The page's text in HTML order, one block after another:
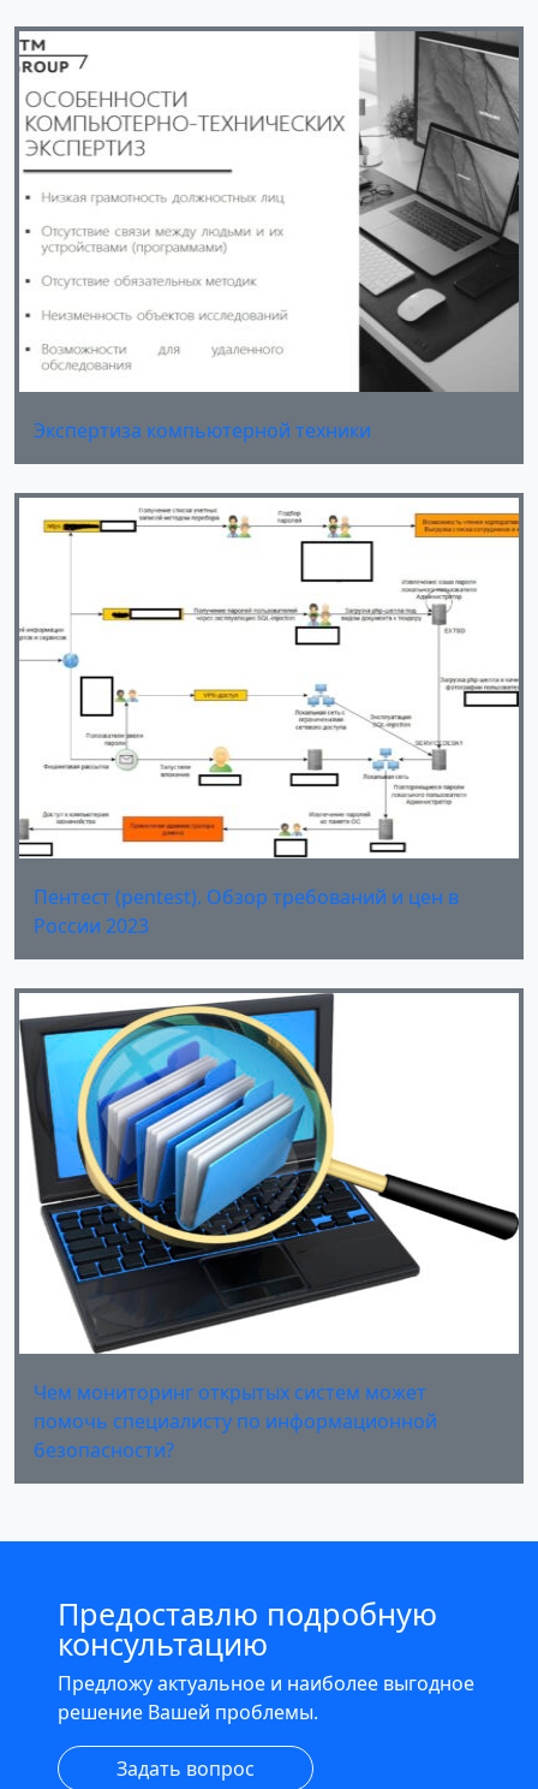
Экспертиза компьютерной техники
Пентест (pentest). Обзор требований и цен в
России 2023
Чем мониторинг открытых систем может
помочь специалисту по информационной
безопасности?
Предоставлю подробную
консультацию
Предложу актуальное и наиболее выгодное
решение Вашей проблемы.
Задать вопрос